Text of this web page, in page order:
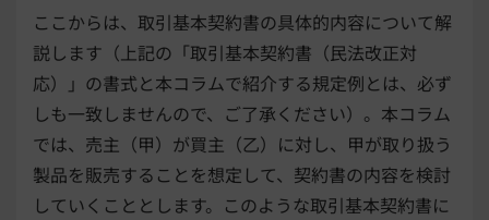
ここからは、取引基本契約書の具体的内容について解
説します（上記の「取引基本契約書（民法改正対
応）」の書式と本コラムで紹介する規定例とは、必ず
しも一致しませんので、ご了承ください）。本コラム
では、売主（甲）が買主（乙）に対し、甲が取り扱う
製品を販売することを想定して、契約書の内容を検討
していくこととします。このような取引基本契約書に